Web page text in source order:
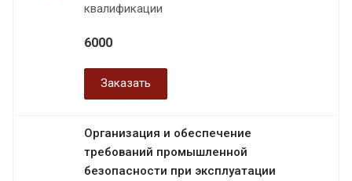
квалификации
6000
Заказать
Организация и обеспечение
требований промышленной
безопасности при эксплуатации